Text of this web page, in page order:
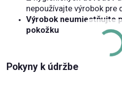
nepoužívajte výrobok pre
Výrobok neumiestňujte
pokožku
Pokyny k údržbe